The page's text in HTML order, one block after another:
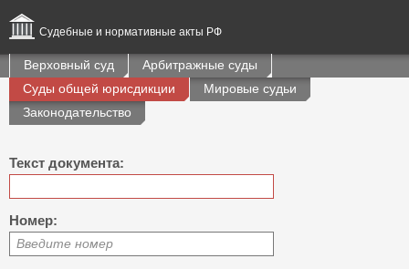
Судебные и нормативные акты РФ
Верховный суд
Арбитражные суды
Суды общей юрисдикции
Мировые судьи
Законодательство
Текст документа:
Номер:
Введите номер